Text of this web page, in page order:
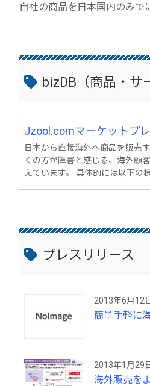
自社の商品を日本国内のみ
bizDB（商品・サ
Jzool.comマーケットプ
日本から直接海外へ商品を販売
くの方が障害と感じる、海外顧
えています。 具体的には以下の様な特徴があります。 ・ 日常的に使
なくスムーズにお買い物が可能
プレスリリース
2013年6月12
簡単手軽に
2013年1月29
海外販売を